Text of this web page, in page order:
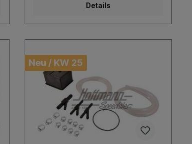
Details
Neu / KW 25